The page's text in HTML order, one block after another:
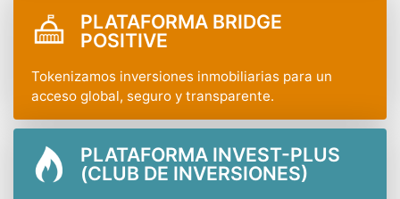
PLATAFORMA BRIDGE
POSITIVE
Tokenizamos inversiones inmobiliarias para un
acceso global, seguro y transparente.
PLATAFORMA INVEST-PLUS
(CLUB DE INVERSIONES)